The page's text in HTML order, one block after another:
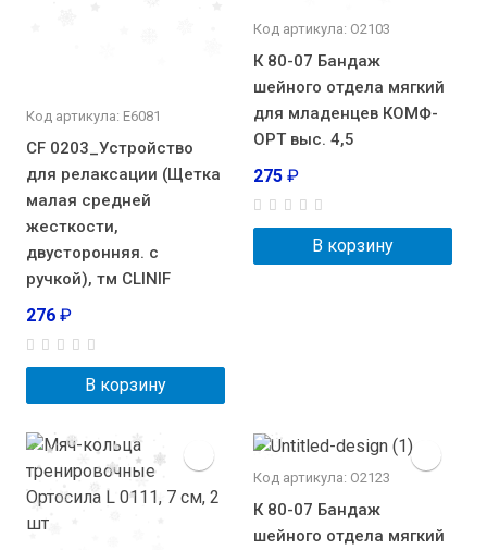
Код артикула: E6081
CF 0203_Устройство
для релаксации (Щетка
малая средней
жесткости,
двусторонняя. с
ручкой), тм CLINIF
276 ₽
В корзину
Код артикула: О2103
К 80-07 Бандаж
шейного отдела мягкий
для младенцев КОМФ-
ОРТ выс. 4,5
275 ₽
В корзину
Код артикула: О2123
К 80-07 Бандаж
шейного отдела мягкий